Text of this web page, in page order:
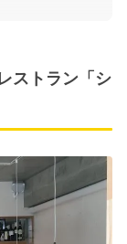
ストラン「シ